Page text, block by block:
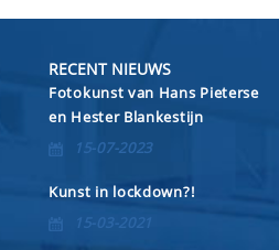
RECENT NIEUWS
Fotokunst van Hans Pieterse
en Hester Blankestijn
15-07-2023
Kunst in lockdown?!
15-03-2021